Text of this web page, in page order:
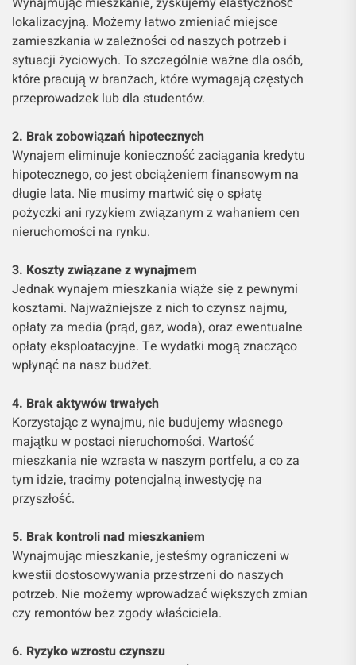
lokalizacyjną. Możemy łatwo zmieniać miejsce
zamieszkania w zależności od naszych potrzeb i
sytuacji życiowych. To szczególnie ważne dla osób,
które pracują w branżach, które wymagają częstych
przeprowadzek lub dla studentów.
2. Brak zobowiązań hipotecznych
Wynajem eliminuje konieczność zaciągania kredytu
hipotecznego, co jest obciążeniem finansowym na
długie lata. Nie musimy martwić się o spłatę
pożyczki ani ryzykiem związanym z wahaniem cen
nieruchomości na rynku.
3. Koszty związane z wynajmem
Jednak wynajem mieszkania wiąże się z pewnymi
kosztami. Najważniejsze z nich to czynsz najmu,
opłaty za media (prąd, gaz, woda), oraz ewentualne
opłaty eksploatacyjne. Te wydatki mogą znacząco
wpłynąć na nasz budżet.
4. Brak aktywów trwałych
Korzystając z wynajmu, nie budujemy własnego
majątku w postaci nieruchomości. Wartość
mieszkania nie wzrasta w naszym portfelu, a co za
tym idzie, tracimy potencjalną inwestycję na
przyszłość.
5. Brak kontroli nad mieszkaniem
Wynajmując mieszkanie, jesteśmy ograniczeni w
kwestii dostosowywania przestrzeni do naszych
potrzeb. Nie możemy wprowadzać większych zmian
czy remontów bez zgody właściciela.
6. Ryzyko wzrostu czynszu